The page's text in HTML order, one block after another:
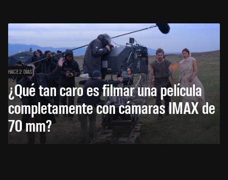
HACE 2 DÍAS
¿Qué tan caro es filmar una película
completamente con cámaras IMAX de
70 mm?